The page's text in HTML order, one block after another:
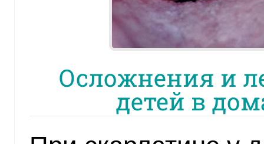
Осложнения и
детей в